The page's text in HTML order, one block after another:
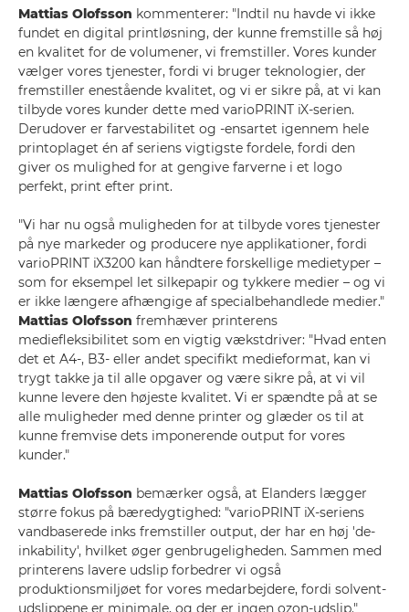
Mattias Olofsson kommenterer: "Indtil nu havde vi ikke
fundet en digital printløsning, der kunne fremstille så høj
en kvalitet for de volumener, vi fremstiller. Vores kunder
vælger vores tjenester, fordi vi bruger teknologier, der
fremstiller enestående kvalitet, og vi er sikre på, at vi kan
tilbyde vores kunder dette med varioPRINT iX-serien.
Derudover er farvestabilitet og -ensartet igennem hele
printoplaget én af seriens vigtigste fordele, fordi den
giver os mulighed for at gengive farverne i et logo
perfekt, print efter print.
"Vi har nu også muligheden for at tilbyde vores tjenester
på nye markeder og producere nye applikationer, fordi
varioPRINT iX3200 kan håndtere forskellige medietyper –
som for eksempel let silkepapir og tykkere medier – og vi
er ikke længere afhængige af specialbehandlede medier."
Mattias Olofsson fremhæver printerens
mediefleksibilitet som en vigtig vækstdriver: "Hvad enten
det et A4-, B3- eller andet specifikt medieformat, kan vi
trygt takke ja til alle opgaver og være sikre på, at vi vil
kunne levere den højeste kvalitet. Vi er spændte på at se
alle muligheder med denne printer og glæder os til at
kunne fremvise dets imponerende output for vores
kunder."
Mattias Olofsson bemærker også, at Elanders lægger
større fokus på bæredygtighed: "varioPRINT iX-seriens
vandbaserede inks fremstiller output, der har en høj 'de-
inkability', hvilket øger genbrugeligheden. Sammen med
printerens lavere udslip forbedrer vi også
produktionsmiljøet for vores medarbejdere, fordi solvent-
udslippene er minimale, og der er ingen ozon-udslip."